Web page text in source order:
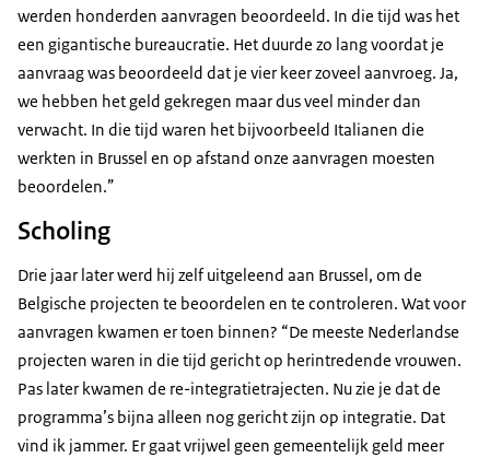
werden honderden aanvragen beoordeeld. In die tijd was het
een gigantische bureaucratie. Het duurde zo lang voordat je
aanvraag was beoordeeld dat je vier keer zoveel aanvroeg. Ja,
we hebben het geld gekregen maar dus veel minder dan
verwacht. In die tijd waren het bijvoorbeeld Italianen die
werkten in Brussel en op afstand onze aanvragen moesten
beoordelen.”
Scholing
Drie jaar later werd hij zelf uitgeleend aan Brussel, om de
Belgische projecten te beoordelen en te controleren. Wat voor
aanvragen kwamen er toen binnen? “De meeste Nederlandse
projecten waren in die tijd gericht op herintredende vrouwen.
Pas later kwamen de re-integratietrajecten. Nu zie je dat de
programma’s bijna alleen nog gericht zijn op integratie. Dat
vind ik jammer. Er gaat vrijwel geen gemeentelijk geld meer